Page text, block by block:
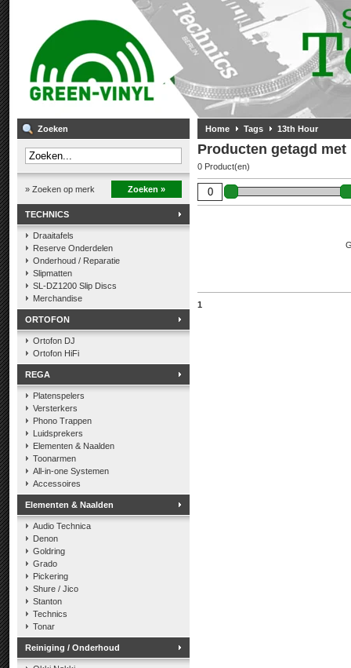
Zoeken
» Zoeken op merk Zoeken »
TECHNICS
Draaitafels
Reserve Onderdelen
Onderhoud / Reparatie
Slipmatten
SL-DZ1200 Slip Discs
Merchandise
ORTOFON
Ortofon DJ
Ortofon HiFi
REGA
Platenspelers
Versterkers
Phono Trappen
Luidsprekers
Elementen & Naalden
Toonarmen
All-in-one Systemen
Accessoires
Elementen & Naalden
Audio Technica
Denon
Goldring
Grado
Pickering
Shure / Jico
Stanton
Technics
Tonar
Reiniging / Onderhoud
Home Tags 13th Hour
Producten getagd met
0 Product(en)
1